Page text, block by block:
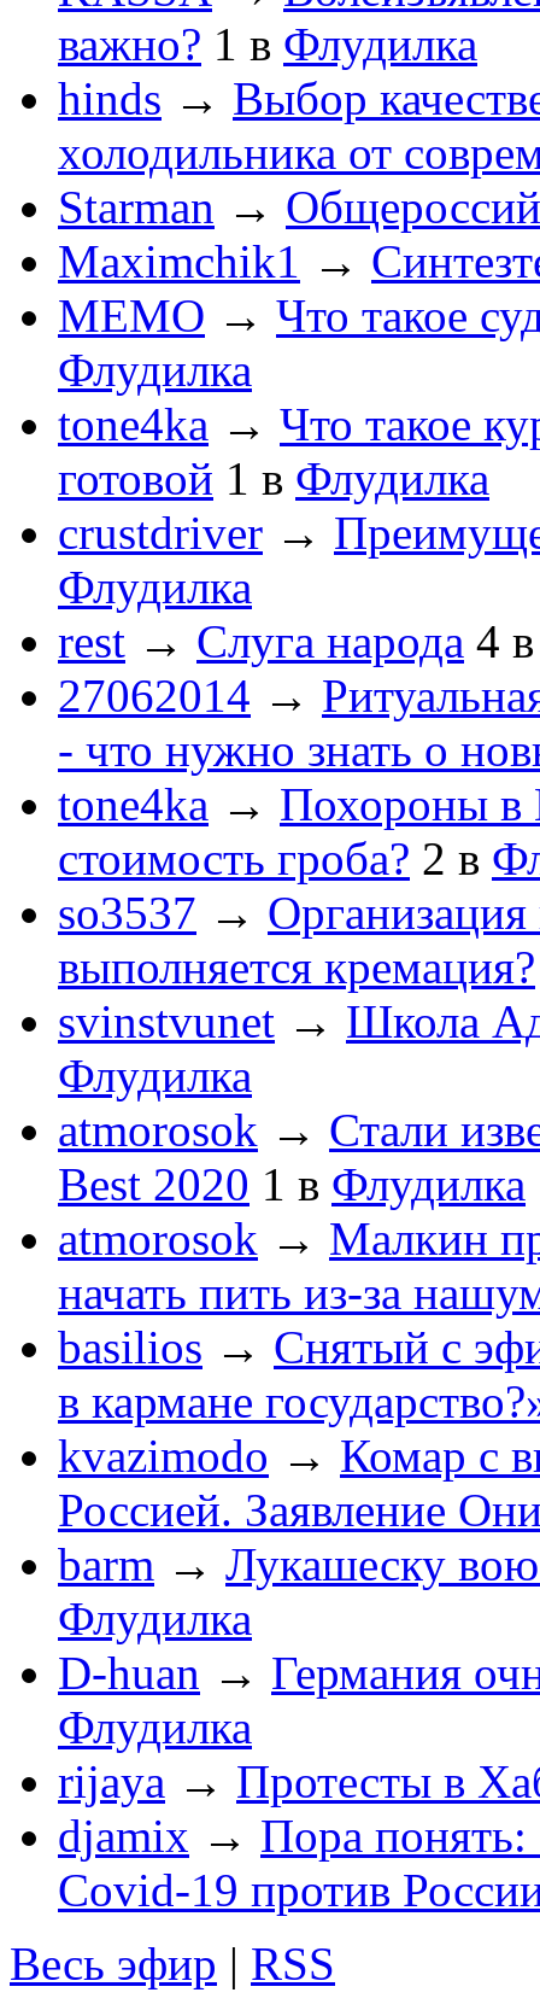
важно? 1 в Флудилка
hinds → Выбор
холодильника от
Starman →
Maximchik1 →
MEMO → Что такое
Флудилка
tone4ka → Что такое
готовой 1 в Флудилка
crustdriver →
Флудилка
rest → Слуга народа 4
27062014 →
- что нужно знать о
tone4ka → Похороны в
стоимость гроба? 2 в
so3537 → Организация
выполняется кремация?
svinstvunet → Школа
Флудилка
atmorosok → Стали
Best 2020 1 в Флудилка
atmorosok → Малкин
начать пить из-за
basilios → Снятый с
в кармане
kvazimodo → Комар с
Россией. Заявление
barm → Лукашеску
Флудилка
D-huan → Германия
Флудилка
rijaya → Протесты в
djamix → Пора
Covid-19 против
Весь эфир | RSS